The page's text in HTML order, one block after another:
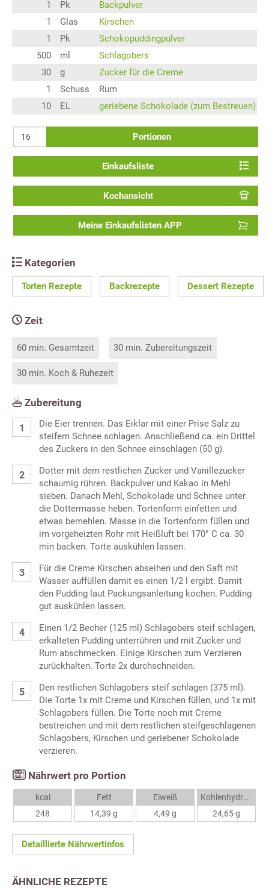
1
Pk
Backpulver
1
Glas
Kirschen
1
Pk
Schokopuddingpulver
500
ml
Schlagobers
30
g
Zucker für die Creme
1
Schuss
Rum
10
EL geriebene Schokolade (zum Bestreuen)
Portionen
Einkaufsliste
Kochansicht
Meine Einkaufslisten APP
Kategorien
Torten Rezepte Backrezepte Dessert Rezepte
Zeit
60 min. Gesamtzeit 30 min. Zubereitungszeit
30 min. Koch & Ruhezeit
Zubereitung
Die Eier trennen. Das Eiklar mit einer Prise Salz zu
steifem Schnee schlagen. Anschließend ca. ein Drittel
des Zuckers in den Schnee einschlagen (50 g).
Dotter mit dem restlichen Zucker und Vanillezucker
schaumig rühren. Backpulver und Kakao in Mehl
sieben. Danach Mehl, Schokolade und Schnee unter
die Dottermasse heben. Tortenform einfetten und
etwas bemehlen. Masse in die Tortenform füllen und
im vorgeheizten Rohr mit Heißluft bei 170° C ca. 30
min backen. Torte auskühlen lassen.
Für die Creme Kirschen abseihen und den Saft mit
Wasser auffüllen damit es einen 1/2 l ergibt. Damit
den Pudding laut Packungsanleitung kochen. Pudding
gut auskühlen lassen.
Einen 1/2 Becher (125 ml) Schlagobers steif schlagen,
erkalteten Pudding unterrühren und mit Zucker und
Rum abschmecken. Einige Kirschen zum Verzieren
zurückhalten. Torte 2x durchschneiden.
Den restlichen Schlagobers steif schlagen (375 ml).
Die Torte 1x mit Creme und Kirschen füllen, und 1x mit
Schlagobers füllen. Die Torte noch mit Creme
bestreichen und mit dem restlichen steifgeschlagenen
Schlagobers, Kirschen und geriebener Schokolade
verzieren.
Nährwert pro Portion
kcal
248
Fett
14,39 g
Eiweiß
4,49 g
Kohlenhydrate
24,65 g
Detaillierte Nährwertinfos
ÄHNLICHE REZEPTE